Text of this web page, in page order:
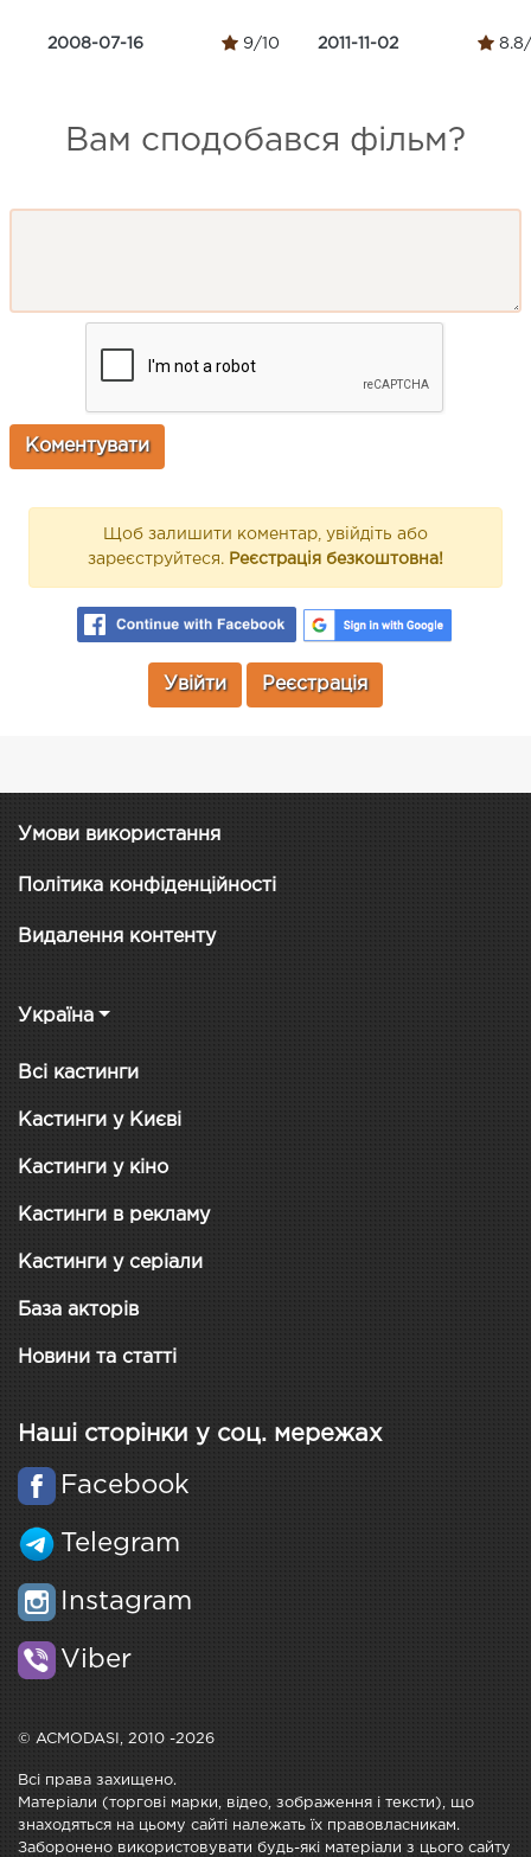
2008-07-16 9/10 2011-11-02 8.8/
Вам сподобався фільм?
Щоб залишити коментар, увійдіть або
зареєструйтеся. Реєстрація безкоштовна!
Увійти Реєстрація
Умови використання
Політика конфіденційності
Видалення контенту
Україна
Всі кастинги
Кастинги у Києві
Кастинги у кіно
Кастинги в рекламу
Кастинги у серіали
База акторів
Новини та статті
Наші сторінки у соц. мережах
Facebook
Telegram
Instagram
Viber
© ACMODASI, 2010 -2026
Всі права захищено.
Матеріали (торгові марки, відео, зображення і тексти), що
знаходяться на цьому сайті належать їх правовласникам.
Заборонено використовувати будь-які матеріали з цього сайту